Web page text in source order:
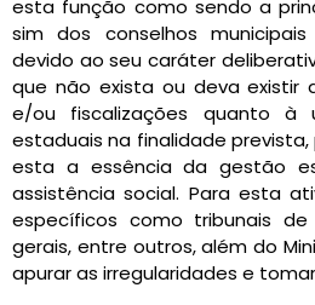
esta função como sendo a
sim dos conselhos
devido ao seu caráter
que não exista ou deva existir
e/ou fiscalizações quanto à
estaduais na finalidade prevista,
esta a essência da gestão
assistência social. Para esta
específicos como tribunais de
gerais, entre outros, além do
apurar as irregularidades e